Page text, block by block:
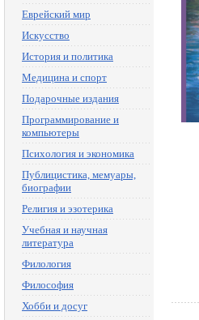
Еврейский мир
Искусство
История и политика
Медицина и спорт
Подарочные издания
Программирование и
компьютеры
Психология и экономика
Публицистика, мемуары,
биографии
Религия и эзотерика
Учебная и научная
литература
Филология
Философия
Хобби и досуг